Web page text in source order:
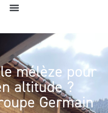
mélèze pour
altitude ?
Germain